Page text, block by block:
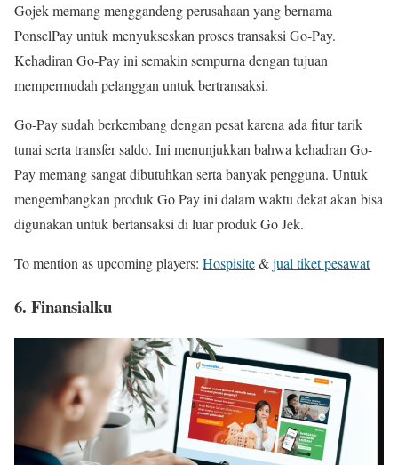
Gojek memang menggandeng perusahaan yang bernama
PonselPay untuk menyukseskan proses transaksi Go-Pay.
Kehadiran Go-Pay ini semakin sempurna dengan tujuan
mempermudah pelanggan untuk bertransaksi.
Go-Pay sudah berkembang dengan pesat karena ada fitur tarik
tunai serta transfer saldo. Ini menunjukkan bahwa kehadran Go-
Pay memang sangat dibutuhkan serta banyak pengguna. Untuk
mengembangkan produk Go Pay ini dalam waktu dekat akan bisa
digunakan untuk bertansaksi di luar produk Go Jek.
To mention as upcoming players: Hospisite&jual tiket pesawat
6. Finansialku